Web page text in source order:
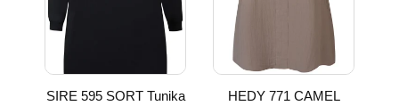
SIRE 595 SORT Tunika
HEDY 771 CAMEL